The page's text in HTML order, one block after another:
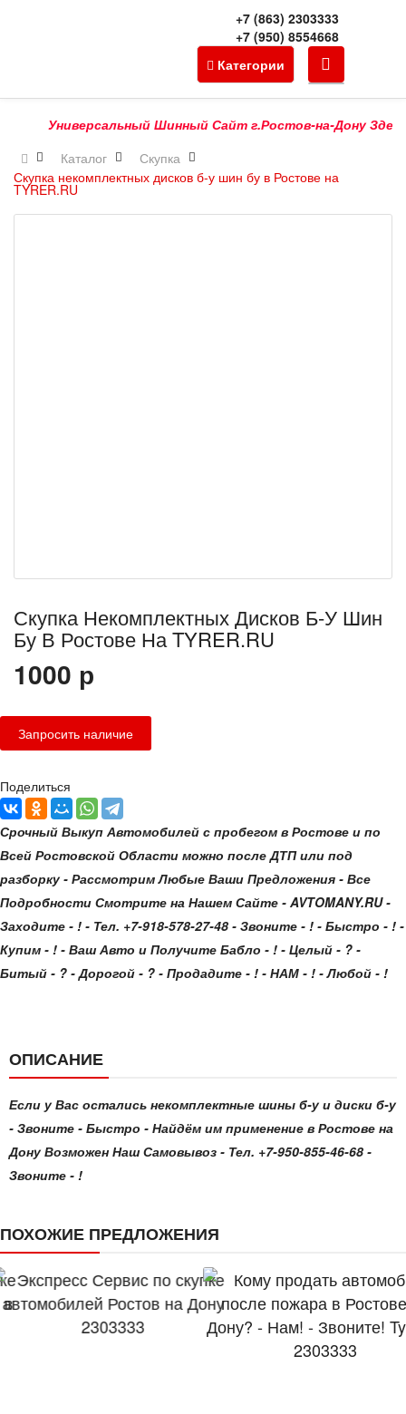
+7 (863) 2303333
+7 (950) 8554668
Категории
Универсальный Шинный Сайт г.Ростов-на-Дону
Каталог
Скупка
Скупка некомплектных дисков б-у шин бу в Ростове на
TYRER.RU
Скупка Некомплектных Дисков Б-У Шин
Бу В Ростове На TYRER.RU
1000 р
Поделиться
Срочный Выкуп Автомобилей с пробегом в Ростове и по
Всей Ростовской Области можно после ДТП или под
разборку - Рассмотрим Любые Ваши Предложения - Все
Подробности Смотрите на Нашем Сайте - AVTOMANY.RU -
Заходите - ! - Тел. +7-918-578-27-48 - Звоните - ! - Быстро - ! -
Купим - ! - Ваш Авто и Получите Бабло - ! - Целый - ? -
Битый - ? - Дорогой - ? - Продадите - ! - НАМ - ! - Любой - !
ОПИСАНИЕ
Если у Вас остались некомплектные шины б-у и диски б-у
- Звоните - Быстро - Найдём им применение в Ростове на
Дону Возможен Наш Самовывоз - Тел. +7-950-855-46-68 -
Звоните - !
ПОХОЖИЕ ПРЕДЛОЖЕНИЯ